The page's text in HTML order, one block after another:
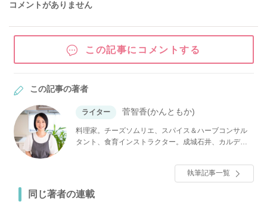
コメントがありません
この記事にコメントする
この記事の著者
ライター 菅智香(かんともか)
料理家。チーズソムリエ、スパイス＆ハーブコンサル
タント、食育インストラクター。成城石井、カルデ
で気軽に、手軽に作れる料理をご提案中。
執筆記事一覧
同じ著者の連載